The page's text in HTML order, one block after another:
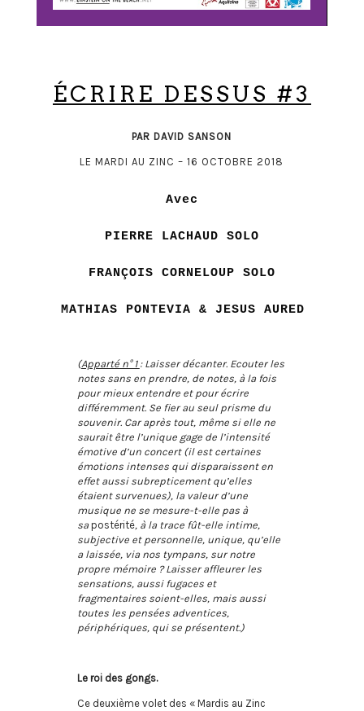
ÉCRIRE DESSUS #3
PAR DAVID SANSON
LE MARDI AU ZINC – 16 OCTOBRE 2018
Avec
PIERRE LACHAUD SOLO
FRANÇOIS CORNELOUP SOLO
MATHIAS PONTEVIA & JESUS AURED
(Apparté n° 1 : Laisser décanter. Ecouter les
notes sans en prendre, de notes, à la fois
pour mieux entendre et pour écrire
différemment. Se fier au seul prisme du
souvenir. Car après tout, même si elle ne
saurait être l’unique gage de l’intensité
émotive d’un concert (il est certaines
émotions intenses qui disparaissent en
effet aussi subrepticement qu’elles
étaient survenues), la valeur d’une
musique ne se mesure-t-elle pas à
sapostérité, à la trace fût-elle intime,
subjective et personnelle, unique, qu’elle
a laissée, via nos tympans, sur notre
propre mémoire ? Laisser affleurer les
sensations, aussi fugaces et
fragmentaires soient-elles, mais aussi
toutes les pensées adventices,
périphériques, qui se présentent.)
Le roi des gongs.
Ce deuxième volet des « Mardis au Zinc